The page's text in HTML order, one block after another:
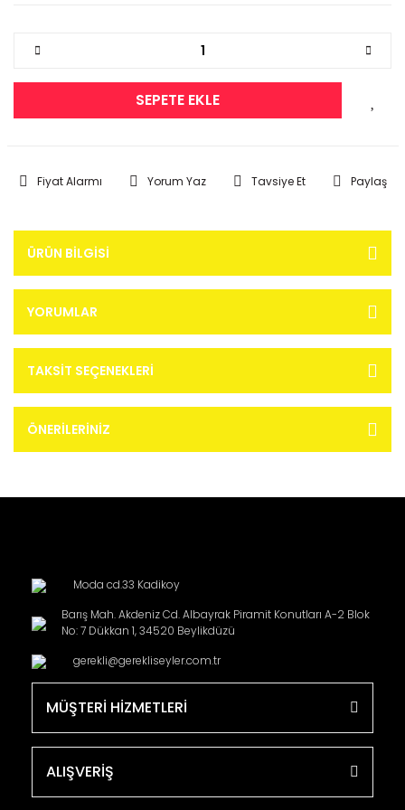
SEPETE EKLE
Fiyat Alarmı Yorum Yaz Tavsiye Et Paylaş
ÜRÜN BILGISI
YORUMLAR
TAKSIT SEÇENEKLERI
ÖNERILERINIZ
Moda cd.33 Kadikoy
Barış Mah. Akdeniz Cd. Albayrak Piramit Konutları A-2 Blok
No: 7 Dükkan 1, 34520 Beylikdüzü
gerekli@gerekliseyler.com.tr
MÜŞTERİ HİZMETLERİ
ALIŞVERİŞ